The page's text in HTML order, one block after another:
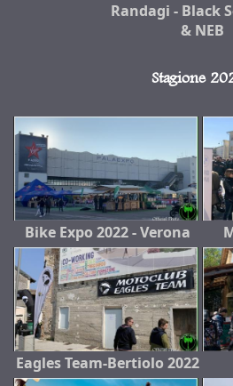
Randagi - Black
& NEB
Stagione
Bike Expo 2022 - Verona
Eagles Team-Bertiolo 2022